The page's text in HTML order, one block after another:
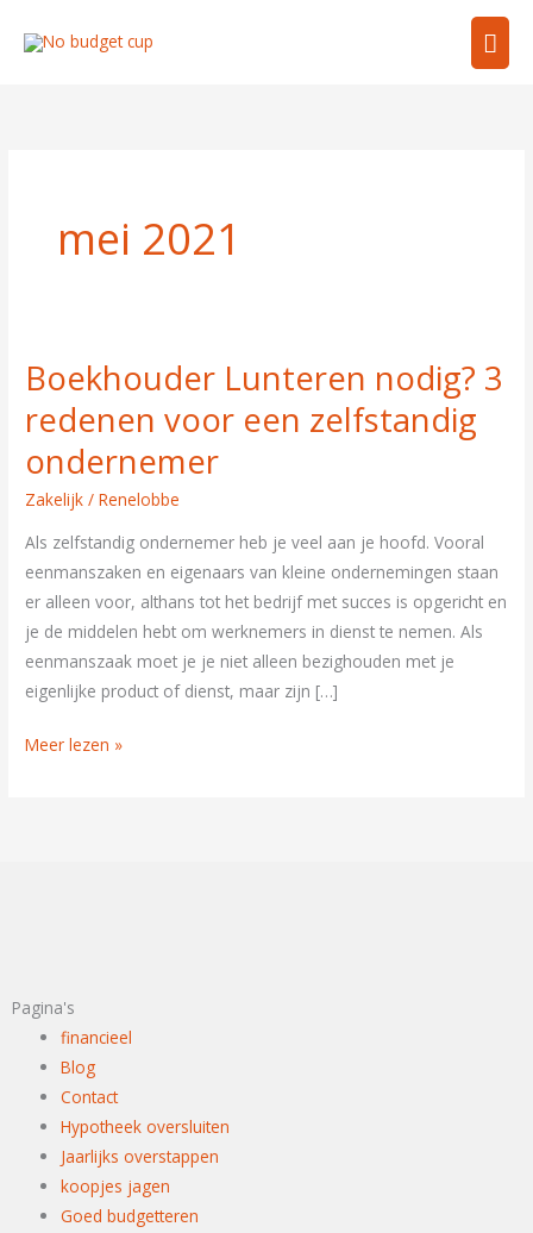
naar
mei 2021
Boekhouder Lunteren nodig? 3
redenen voor een zelfstandig
ondernemer
Zakelijk /Renelobbe
Als zelfstandig ondernemer heb je veel aan je hoofd. Vooral
eenmanszaken en eigenaars van kleine ondernemingen staan
er alleen voor, althans tot het bedrijf met succes is opgericht en
je de middelen hebt om werknemers in dienst te nemen. Als
eenmanszaak moet je je niet alleen bezighouden met je
eigenlijke product of dienst, maar zijn […]
Boekhouder
nodig?
3
redenen
een
zelfstandig
ondernemer
Meer lezen »
Pagina's
financieel
Blog
Contact
Hypotheek oversluiten
Jaarlijks overstappen
koopjes jagen
Goed budgetteren